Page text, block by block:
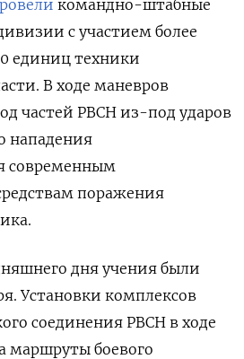
командно-штабные
с участием более
единиц техники
В ходе маневров
частей РВСН из-под ударов
нападения
современным
поражения
дня учения были
Установки комплексов
соединения РВСН в ходе
маршруты боевого